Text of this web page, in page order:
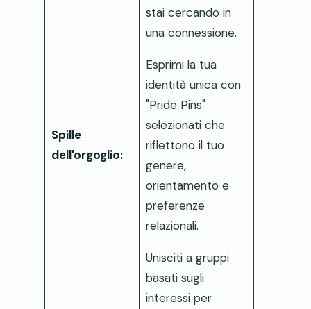
stai cercando in
una connessione.
Spille
dell'orgoglio:
Esprimi la tua
identità unica con
"Pride Pins"
selezionati che
riflettono il tuo
genere,
orientamento e
preferenze
relazionali.
Unisciti a gruppi
basati sugli
interessi per